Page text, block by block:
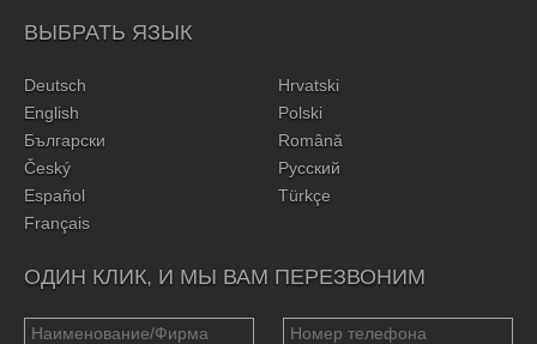
ВЫБРАТЬ ЯЗЫК
Deutsch
English
Български
Český
Español
Français
Hrvatski
Polski
Română
Русский
Türkçe
ОДИН КЛИК, И МЫ ВАМ ПЕРЕЗВОНИМ